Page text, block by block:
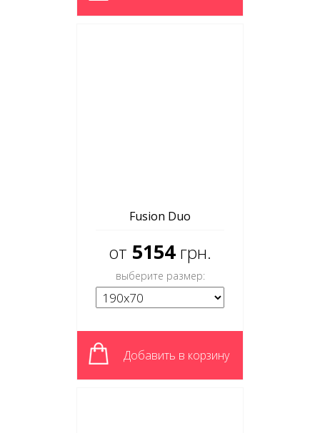
Fusion Duo
от 5154 грн.
выберите размер:
Добавить в корзину